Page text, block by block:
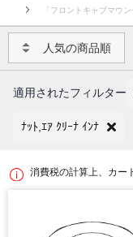
「フロントキャブマウ
人気の商品順
適用されたフィルター
ﾅｯﾄ,ｴｱ ｸﾘｰﾅ ｲﾝﾅ
消費税の計算上、カー